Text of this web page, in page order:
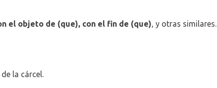
el objeto de (que), con el fin de (que), y otras similares.
de la cárcel.